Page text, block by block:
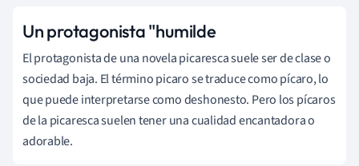
Un protagonista "humilde
El protagonista de una novela picaresca suele ser de clase o
sociedad baja. El término picaro se traduce como pícaro, lo
que puede interpretarse como deshonesto. Pero los pícaros
de la picaresca suelen tener una cualidad encantadora o
adorable.